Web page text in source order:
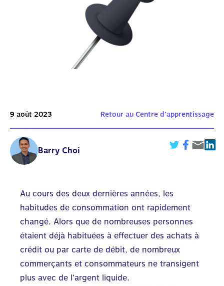
9 août 2023 Retour au Centre d’apprentissage
Barry Choi
Au cours des deux dernières années, les
habitudes de consommation ont rapidement
changé. Alors que de nombreuses personnes
étaient déjà habituées à effectuer des achats à
crédit ou par carte de débit, de nombreux
commerçants et consommateurs ne transigent
plus avec de l’argent liquide.